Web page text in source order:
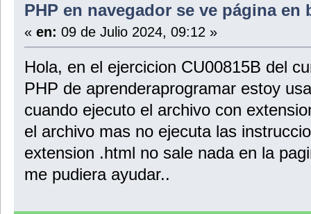
PHP en navegador se ve página en
« en: 09 de Julio 2024, 09:12 »
Hola, en el ejercicion CU00815B del
PHP de aprenderaprogramar estoy
cuando ejecuto el archivo con
el archivo mas no ejecuta las
extension .html no sale nada en la
me pudiera ayudar..